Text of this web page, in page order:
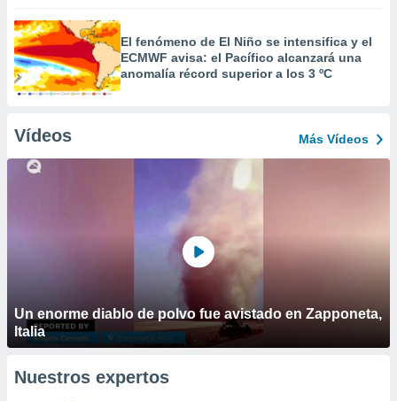
El fenómeno de El Niño se intensifica y el
ECMWF avisa: el Pacífico alcanzará una
anomalía récord superior a los 3 ºC
Vídeos Más Vídeos
Un enorme diablo de polvo fue avistado en Zapponeta,
Italia
Nuestros expertos